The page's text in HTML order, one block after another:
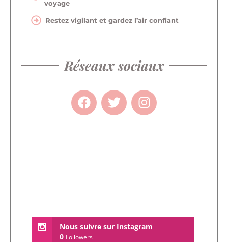
voyage
Restez vigilant et gardez l’air confiant
Réseaux sociaux
Nous suivre sur Instagram
0 Followers